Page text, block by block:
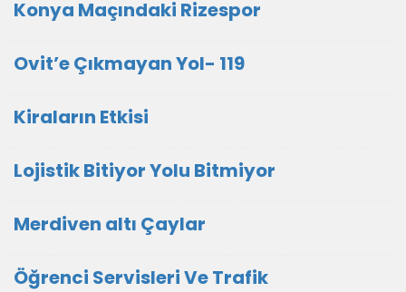
Konya Maçındaki Rizespor
Ovit’e Çıkmayan Yol- 119
Kiraların Etkisi
Lojistik Bitiyor Yolu Bitmiyor
Merdiven altı Çaylar
Öğrenci Servisleri Ve Trafik